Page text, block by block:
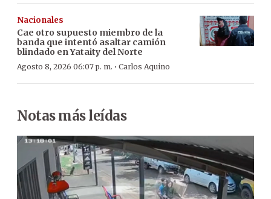
Nacionales
Cae otro supuesto miembro de la
banda que intentó asaltar camión
blindado en Yataity del Norte
Agosto 8, 2026 06:07 p. m. · Carlos Aquino
Notas más leídas